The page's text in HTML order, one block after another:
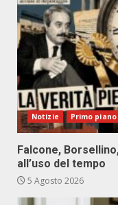
Notizie Primo piano
Falcone,
all’uso del tempo
5 Agosto 2026